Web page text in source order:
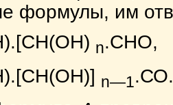
формулы, им
n.СНО,
n—1